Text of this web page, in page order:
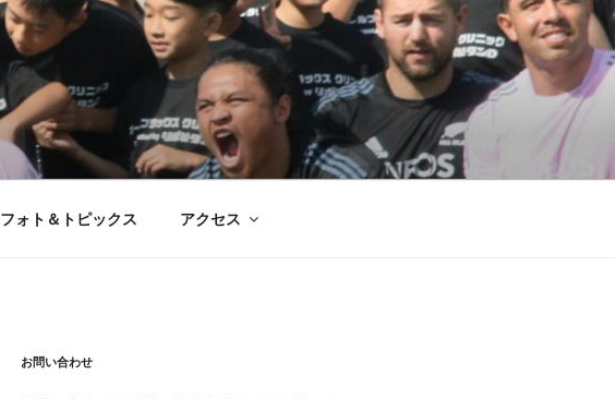
フォト＆トピックス アクセス
お問い合わせ